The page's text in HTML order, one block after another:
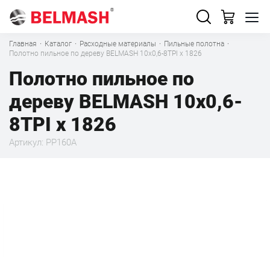
Главная · Каталог · Расходные материалы · Пильные полотна ·
Полотно пильное по дереву BELMASH 10x0,6-8TPI x 1826
Полотно пильное по
дереву BELMASH 10x0,6-
8TPI x 1826
Артикул: PP160A